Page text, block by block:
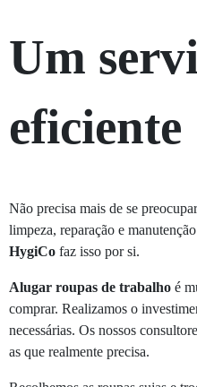
Um
eficiente
Não precisa mais de se
limpeza, reparação e
HygiCo faz isso por si.
Alugar roupas de trabalho é
comprar. Realizamos o
necessárias. Os nossos
as que realmente precisa.